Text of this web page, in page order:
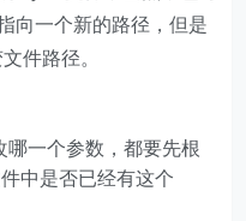
向一个新的路径，但是
件路径。
哪一个参数，都要先根
中是否已经有这个